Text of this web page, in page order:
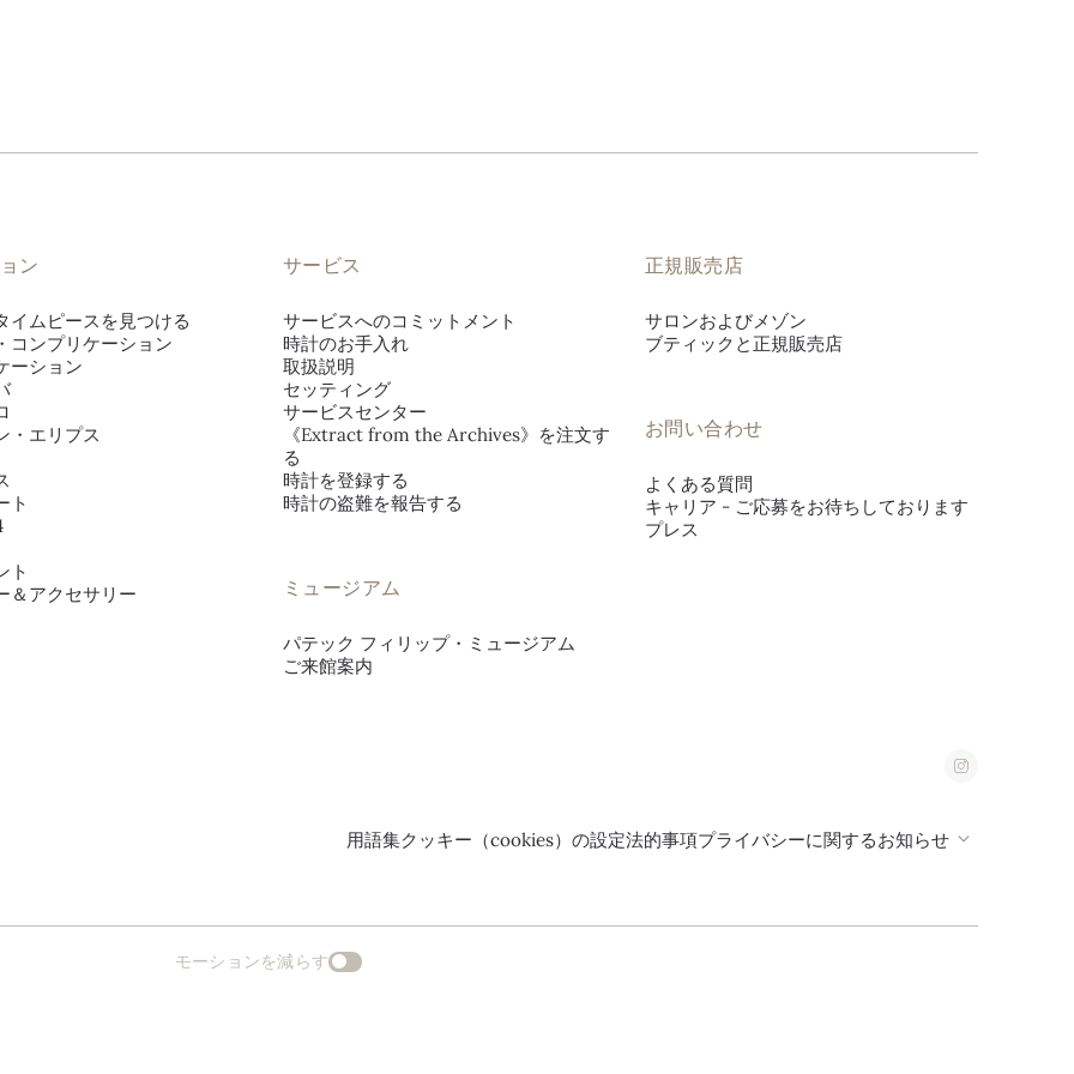
ン
イムピースを見つける
コンプリケーション
ーション
・エリプス
ト
ト
＆アクセサリー
サービス
サービスへのコミットメント
時計のお手入れ
取扱説明
セッティング
サービスセンター
《Extract from the Archives》を注文す
る
時計を登録する
時計の盗難を報告する
ミュージアム
パテック フィリップ・ミュージアム
ご来館案内
正規販売店
サロンおよびメゾン
ブティックと正規販売店
お問い合わせ
よくある質問
キャリア - ご応募をお待ちしております
プレス
用語集クッキー（cookies）の設定法的事項プライバシーに関するお知らせ
モーションを減らす